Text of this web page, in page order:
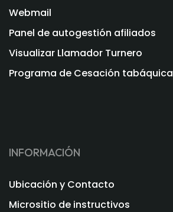
Webmail
Panel de autogestión afiliados
Visualizar Llamador Turnero
Programa de Cesación tabáquica
INFORMACIÓN
Ubicación y Contacto
Micrositio de instructivos